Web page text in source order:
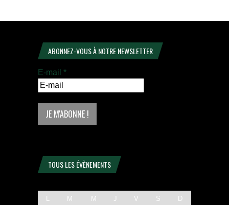
ABONNEZ-VOUS À NOTRE NEWSLETTER
E-mail *
TOUS LES ÉVÈNEMENTS
L M M J V S
D